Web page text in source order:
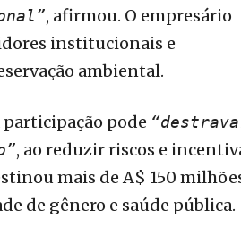
, afirmou. O empresário
institucionais e
ambiental.
pode
, ao reduzir riscos e
mais de A$ 150
de gênero e saúde pública.